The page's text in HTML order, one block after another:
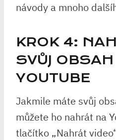
návody a mnoho
KROK 4:
SVŮJ
YOUTUBE
Jakmile máte svůj
můžete ho nahrát na
tlačítko „Nahrát